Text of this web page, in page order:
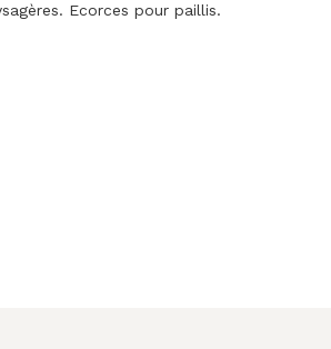
Ecorces pour paillis.